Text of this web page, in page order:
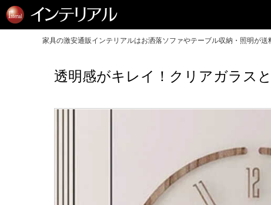
家具の激安通販インテリアルはお洒落ソファやテーブル収納・照明が送
透明感がキレイ！クリアガラス